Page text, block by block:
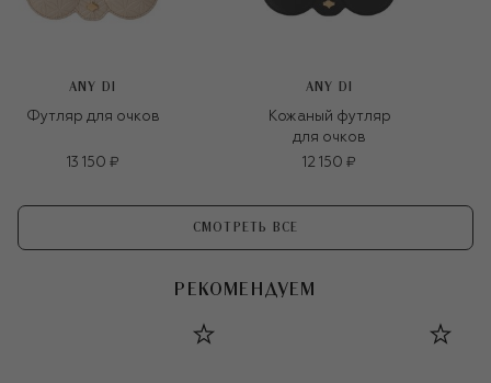
ANY DI
Футляр для очков
13 150 ₽
ANY DI
Кожаный футляр
для очков
12 150 ₽
СМОТРЕТЬ ВСЕ
РЕКОМЕНДУЕМ